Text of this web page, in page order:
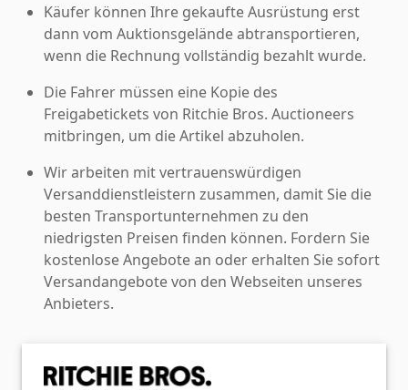
Käufer können Ihre gekaufte Ausrüstung erst
dann vom Auktionsgelände abtransportieren,
wenn die Rechnung vollständig bezahlt wurde.
Die Fahrer müssen eine Kopie des
Freigabetickets von Ritchie Bros. Auctioneers
mitbringen, um die Artikel abzuholen.
Wir arbeiten mit vertrauenswürdigen
Versanddienstleistern zusammen, damit Sie die
besten Transportunternehmen zu den
niedrigsten Preisen finden können. Fordern Sie
kostenlose Angebote an oder erhalten Sie sofort
Versandangebote von den Webseiten unseres
Anbieters.